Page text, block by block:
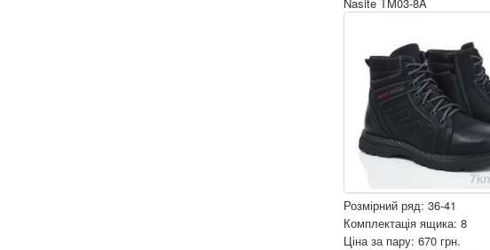
Розмірний ряд: 36-41
Комплектація ящика: 8
Ціна за пару: 670 грн.